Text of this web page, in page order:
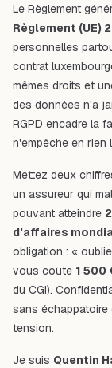
Le Règlement
Règlement (UE)
personnelles
contrat
mêmes droits et
des données n'a
RGPD encadre la
n'empêche en rien
Mettez deux
un assureur qui
pouvant atteindre
d'affaires
obligation : «
vous coûte 1 500
du CGI).
sans
tension.
Je suis Quentin